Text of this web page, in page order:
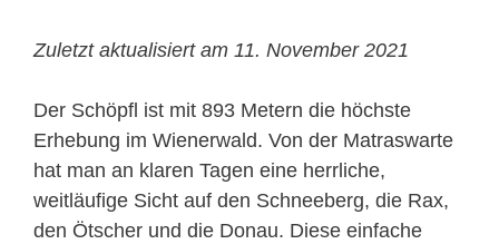
Zuletzt aktualisiert am 11. November 2021
Der Schöpfl ist mit 893 Metern die höchste
Erhebung im Wienerwald. Von der Matraswarte
hat man an klaren Tagen eine herrliche,
weitläufige Sicht auf den Schneeberg, die Rax,
den Ötscher und die Donau. Diese einfache